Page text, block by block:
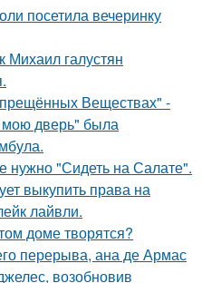
посетила вечеринку
Михаил галустян
Веществах" -
мою дверь" была
нужно "Сидеть на Салате".
выкупить права на
лайвли.
доме творятся?
перерыва, ана де Армас
возобновив